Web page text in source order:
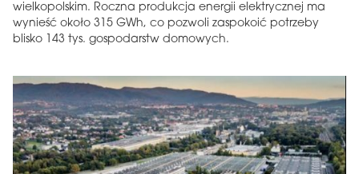
wielkopolskim. Roczna produkcja energii elektrycznej ma
wynieść około 315 GWh, co pozwoli zaspokoić potrzeby
blisko 143 tys. gospodarstw domowych.